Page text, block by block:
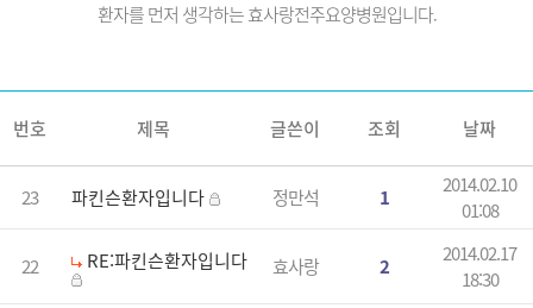
환자를 먼저 생각하는 효사랑전주요양병원입니다.
번호 제목 글쓴이 조회 날짜
23 파킨슨환자입니다 정만석 1
2014.02.10
01:08
22 RE:파킨슨환자입니다 효사랑 2
2014.02.17
18:30